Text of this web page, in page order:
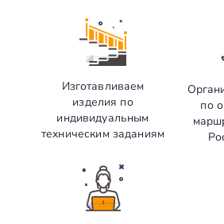
Изготавливаем
изделия по
индивидуальным
техническим заданиям
по